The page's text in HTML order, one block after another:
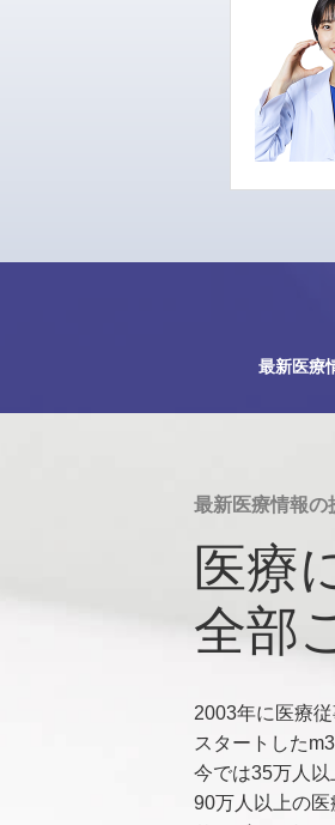
最新医療
最新医療情報の
医療
全部
2003年に医療
スタートした
今では35万人以
90万人以上の